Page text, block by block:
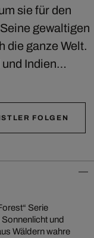
sie für den
gewaltigen
die ganze Welt.
und Indien…
FOLGEN
Serie
und
Wäldern wahre